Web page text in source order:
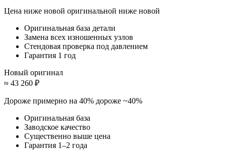
Цена ниже новой оригинальной ниже новой
Оригинальная база детали
Замена всех изношенных узлов
Стендовая проверка под давлением
Гарантия 1 год
Новый оригинал
≈ 43 260 ₽
Дороже примерно на 40% дороже ~40%
Оригинальная база
Заводское качество
Существенно выше цена
Гарантия 1–2 года